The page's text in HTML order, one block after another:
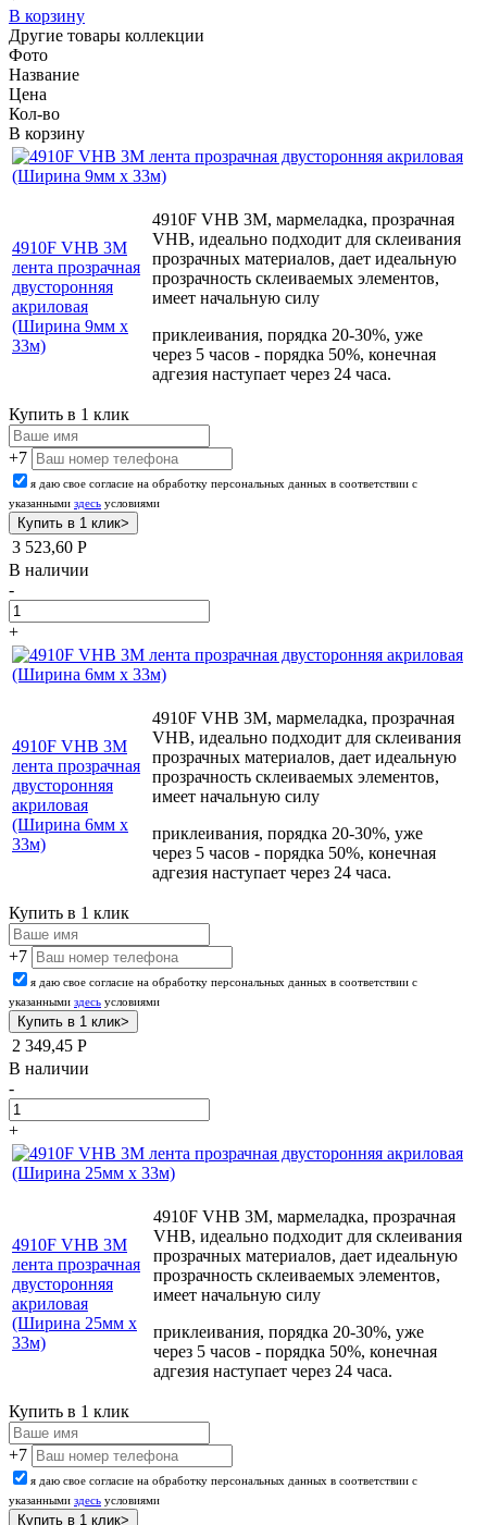
В корзину
Другие товары коллекции
Фото
Название
Цена
Кол-во
В корзину
4910F VHB 3М
лента прозрачная
двусторонняя
акриловая
(Ширина 9мм х
33м)
4910F VHB 3М, мармеладка, прозрачная
VHB, идеально подходит для склеивания
прозрачных материалов, дает идеальную
прозрачность склеиваемых элементов,
имеет начальную силу
приклеивания, порядка 20-30%, уже
через 5 часов - порядка 50%, конечная
адгезия наступает через 24 часа.
Купить в 1 клик
+7
я даю свое согласие на обработку персональных данных в соответствии с
указанными здесь условиями
3 523,60 Р
В наличии
-
+
4910F VHB 3М
лента прозрачная
двусторонняя
акриловая
(Ширина 6мм х
33м)
4910F VHB 3М, мармеладка, прозрачная
VHB, идеально подходит для склеивания
прозрачных материалов, дает идеальную
прозрачность склеиваемых элементов,
имеет начальную силу
приклеивания, порядка 20-30%, уже
через 5 часов - порядка 50%, конечная
адгезия наступает через 24 часа.
Купить в 1 клик
+7
я даю свое согласие на обработку персональных данных в соответствии с
указанными здесь условиями
2 349,45 Р
В наличии
-
+
4910F VHB 3М
лента прозрачная
двусторонняя
акриловая
(Ширина 25мм х
33м)
4910F VHB 3М, мармеладка, прозрачная
VHB, идеально подходит для склеивания
прозрачных материалов, дает идеальную
прозрачность склеиваемых элементов,
имеет начальную силу
приклеивания, порядка 20-30%, уже
через 5 часов - порядка 50%, конечная
адгезия наступает через 24 часа.
Купить в 1 клик
+7
я даю свое согласие на обработку персональных данных в соответствии с
указанными здесь условиями